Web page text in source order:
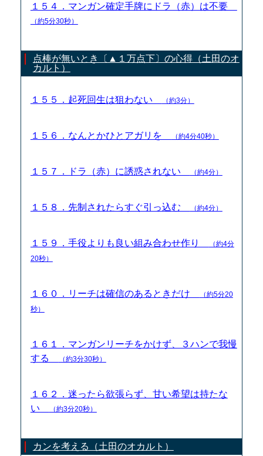
１５４．マンガン確定手牌にドラ（赤）は不要
（約5分30秒）
点棒が無いとき〔▲１万点下〕の心得（土田のオ
カルト）
１５５．起死回生は狙わない （約3分）
１５６．なんとかひとアガリを （約4分40秒）
１５７．ドラ（赤）に誘惑されない （約4分）
１５８．先制されたらすぐ引っ込む （約4分）
１５９．手役よりも良い組み合わせ作り
（約4分
20秒）
１６０．リーチは確信のあるときだけ
（約5分20
秒）
１６１．マンガンリーチをかけず、３ハンで我慢
する
（約3分30秒）
１６２．迷ったら欲張らず、甘い希望は持たな
い
（約3分20秒）
カンを考える（土田のオカルト）